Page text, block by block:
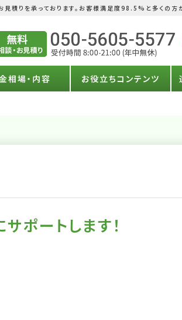
りを承っております。お客様満足度98.5%と多くの方
相場・内容 お役立ちコンテンツ
ポートします！